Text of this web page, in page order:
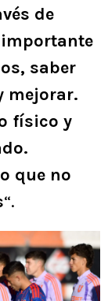
de
saber
mejorar.
físico y
que no
“.